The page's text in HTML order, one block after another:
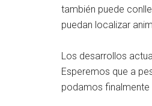
también puede
puedan localizar
Los desarrollos
Esperemos que a
podamos finalmente